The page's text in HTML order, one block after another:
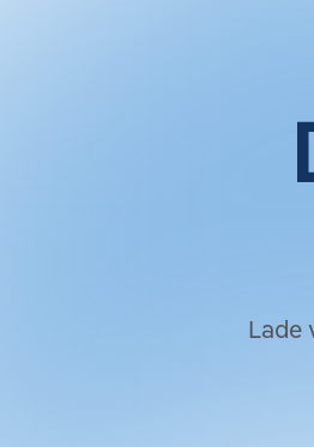
Lade